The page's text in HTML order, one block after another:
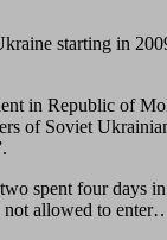
starting in
in Republic of
of Soviet
spent four days
not allowed to